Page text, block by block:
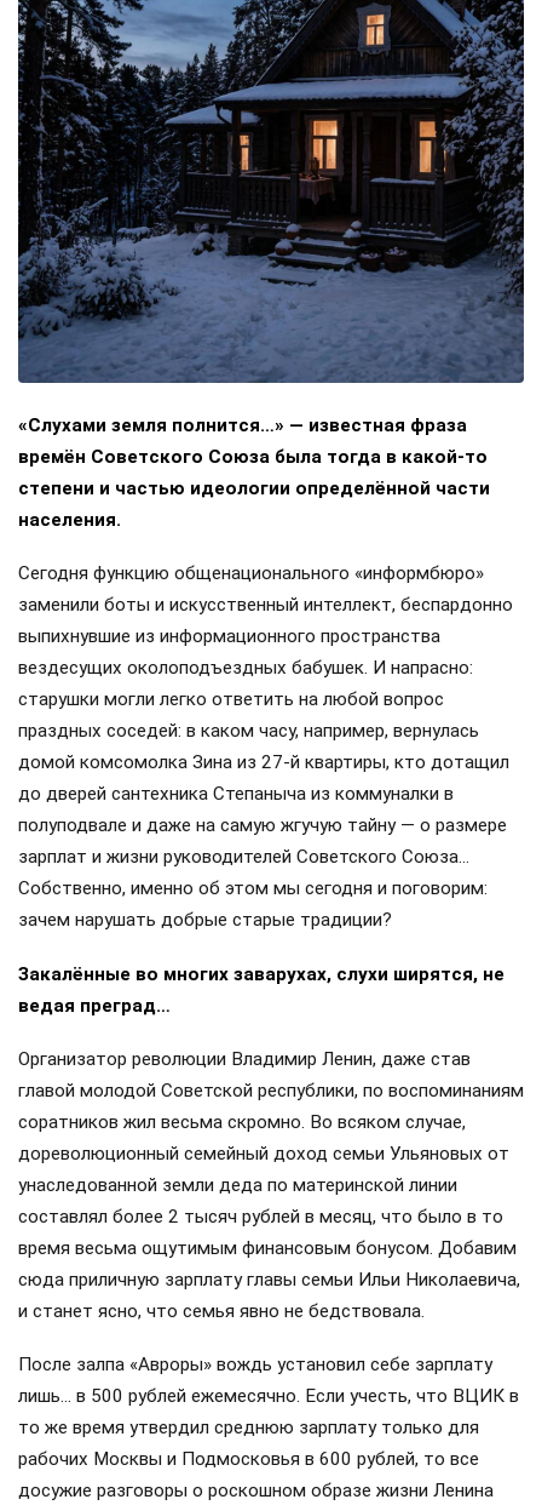
«Слухами земля полнится…» — известная фраза
времён Советского Союза была тогда в какой-то
степени и частью идеологии определённой части
населения.
Сегодня функцию общенационального «информбюро»
заменили боты и искусственный интеллект, беспардонно
выпихнувшие из информационного пространства
вездесущих околоподъездных бабушек. И напрасно:
старушки могли легко ответить на любой вопрос
праздных соседей: в каком часу, например, вернулась
домой комсомолка Зина из 27-й квартиры, кто дотащил
до дверей сантехника Степаныча из коммуналки в
полуподвале и даже на самую жгучую тайну — о размере
зарплат и жизни руководителей Советского Союза…
Собственно, именно об этом мы сегодня и поговорим:
зачем нарушать добрые старые традиции?
Закалённые во многих заварухах, слухи ширятся, не
ведая преград…
Организатор революции Владимир Ленин, даже став
главой молодой Советской республики, по воспоминаниям
соратников жил весьма скромно. Во всяком случае,
дореволюционный семейный доход семьи Ульяновых от
унаследованной земли деда по материнской линии
составлял более 2 тысяч рублей в месяц, что было в то
время весьма ощутимым финансовым бонусом. Добавим
сюда приличную зарплату главы семьи Ильи Николаевича,
и станет ясно, что семья явно не бедствовала.
После залпа «Авроры» вождь установил себе зарплату
лишь… в 500 рублей ежемесячно. Если учесть, что ВЦИК в
то же время утвердил среднюю зарплату только для
рабочих Москвы и Подмосковья в 600 рублей, то все
досужие разговоры о роскошном образе жизни Ленина